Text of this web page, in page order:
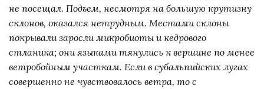
не посещал. Подъем, несмотря на большую крутизну
склонов, оказался нетрудным. Местами склоны
покрывали заросли микробиоты и кедрового
стланика; они языками тянулись к вершине по менее
ветробойным участкам. Если в субальпийских лугах
совершенно не чувствовалось ветра, то с